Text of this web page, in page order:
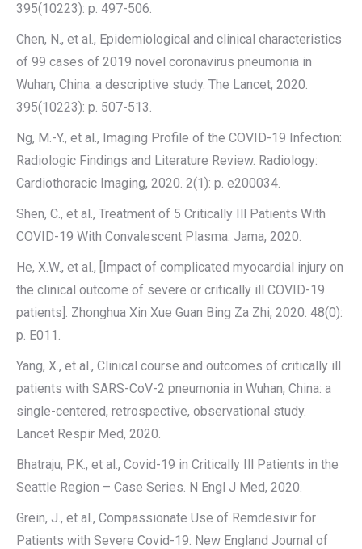
395(10223): p. 497-506.
Chen, N., et al., Epidemiological and clinical characteristics
of 99 cases of 2019 novel coronavirus pneumonia in
Wuhan, China: a descriptive study. The Lancet, 2020.
395(10223): p. 507-513.
Ng, M.-Y., et al., Imaging Profile of the COVID-19 Infection:
Radiologic Findings and Literature Review. Radiology:
Cardiothoracic Imaging, 2020. 2(1): p. e200034.
Shen, C., et al., Treatment of 5 Critically Ill Patients With
COVID-19 With Convalescent Plasma. Jama, 2020.
He, X.W., et al., [Impact of complicated myocardial injury on
the clinical outcome of severe or critically ill COVID-19
patients]. Zhonghua Xin Xue Guan Bing Za Zhi, 2020. 48(0):
p. E011.
Yang, X., et al., Clinical course and outcomes of critically ill
patients with SARS-CoV-2 pneumonia in Wuhan, China: a
single-centered, retrospective, observational study.
Lancet Respir Med, 2020.
Bhatraju, P.K., et al., Covid-19 in Critically Ill Patients in the
Seattle Region – Case Series. N Engl J Med, 2020.
Grein, J., et al., Compassionate Use of Remdesivir for
Patients with Severe Covid-19. New England Journal of